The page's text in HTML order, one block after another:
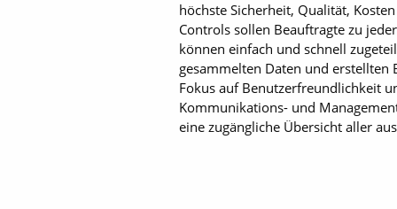
höchste Sicherheit, Qualität,
Controls sollen Beauftragte zu
können einfach und schnell
gesammelten Daten und erstellten
Fokus auf Benutzerfreundlichkeit
Kommunikations- und
eine zugängliche Übersicht aller